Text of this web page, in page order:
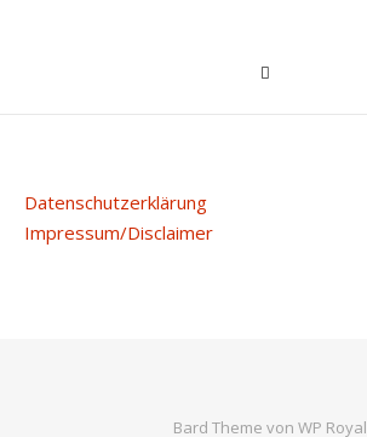
Datenschutzerklärung
Impressum/Disclaimer
Bard Theme von WP Royal